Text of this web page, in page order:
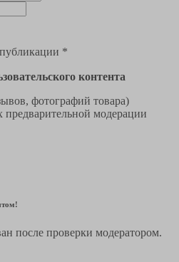
*
контента
фотографий товара)
предварительной модерации
после проверки модератором.